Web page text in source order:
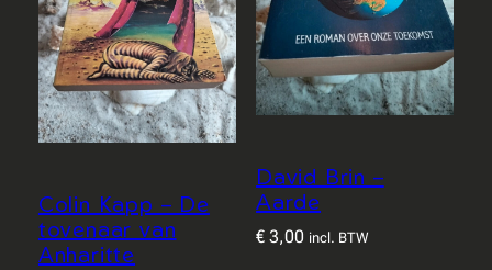
Colin Kapp – De
tovenaar van
Anharitte
David Brin –
Aarde
€ 3,00 incl. BTW